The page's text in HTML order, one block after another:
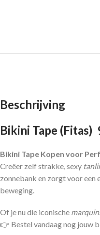
Beschrijving
Bikini Tape
Bikini Tape Kopen voor
Creëer zelf strakke, sexy
zonnebank en zorgt voor
beweging.
Of je nu die iconische
👉 Bestel vandaag nog jouw